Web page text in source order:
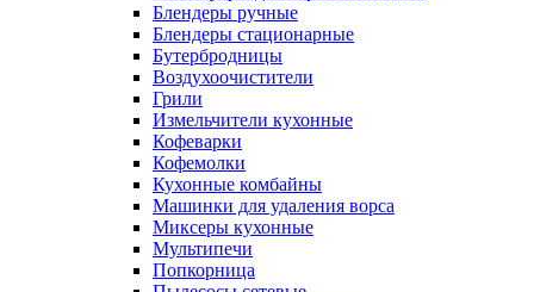
Блендеры ручные
Блендеры стационарные
Бутербродницы
Воздухоочистители
Грили
Измельчители кухонные
Кофеварки
Кофемолки
Кухонные комбайны
Машинки для удаления ворса
Миксеры кухонные
Мультипечи
Попкорница